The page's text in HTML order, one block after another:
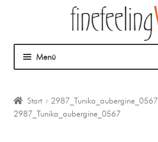
Menü
Mein Angebot
Start
2987_Tunika_aubergine_0567
2987_Tunika_aubergine_0567